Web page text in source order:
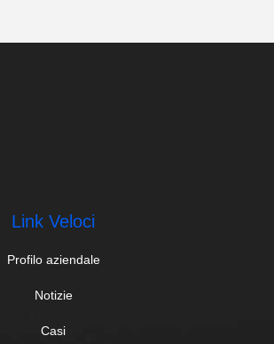
Link Veloci
Profilo aziendale
Notizie
Casi